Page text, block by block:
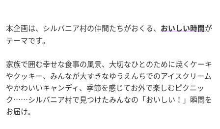
本企画は、シルバニア村の仲間たちがおくる、 おいしい時間 が
テーマです。
家族で囲む幸せな食事の風景、大切なひとのために焼くケーキ
やクッキー、みんなが大すきなゆうえんちでのアイスクリーム
やかわいいキャンディ、季節を感じてお外で楽しむピクニッ
ク……シルバニア村で見つけたみんなの「おいしい！」瞬間を
お届け。